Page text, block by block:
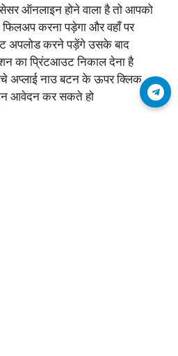
Join Telegram
ऑनलाइन होने वाला है तो आपको
करना पड़ेगा और वहाँ पर
अपलोड करने पड़ेंगे उसके बाद
का प्रिंटआउट निकाल देना है
अप्लाई नाउ बटन के ऊपर क्लिक
आवेदन कर सकते हो